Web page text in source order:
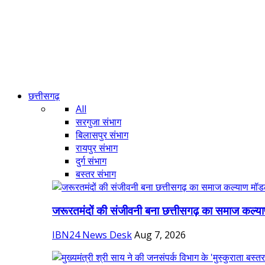
छत्तीसगढ़
All
सरगुजा संभाग
बिलासपुर संभाग
रायपुर संभाग
दुर्ग संभाग
बस्तर संभाग
जरूरतमंदों की संजीवनी बना छत्तीसगढ़ का समाज
IBN24 News DeskAug 7, 2026